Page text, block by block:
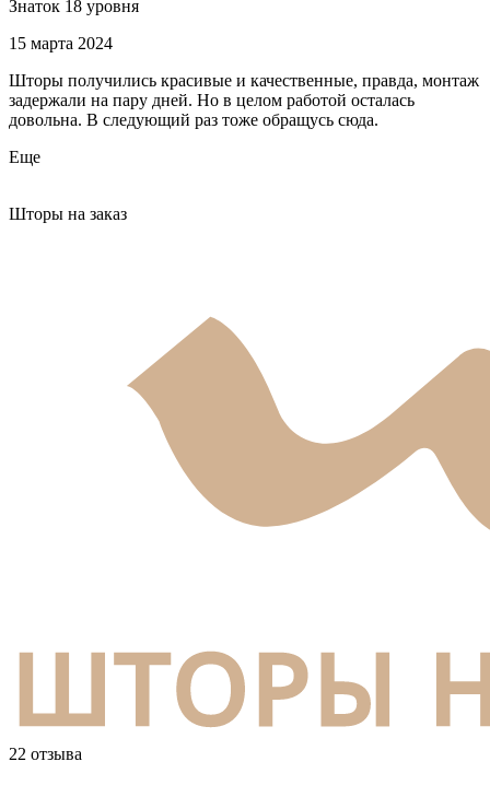
Знаток 18 уровня
15 марта 2024
Шторы получились красивые и качественные, правда, монтаж
задержали на пару дней. Но в целом работой осталась
довольна. В следующий раз тоже обращусь сюда.
Еще
Шторы на заказ
22 отзыва